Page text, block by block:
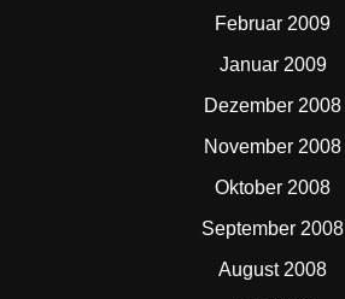
Februar 2009
Januar 2009
Dezember 2008
November 2008
Oktober 2008
September 2008
August 2008